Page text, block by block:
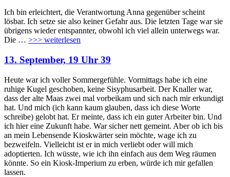
Ich bin erleichtert, die Verantwortung Anna gegenüber scheint
lösbar. Ich setze sie also keiner Gefahr aus. Die letzten Tage war sie
übrigens wieder entspannter, obwohl ich viel allein unterwegs war.
Die … >>> weiterlesen
13. September, 19 Uhr 39
Heute war ich voller Sommergefühle. Vormittags habe ich eine
ruhige Kugel geschoben, keine Sisyphusarbeit. Der Knaller war,
dass der alte Maas zwei mal vorbeikam und sich nach mir erkundigt
hat. Und mich (ich kann kaum glauben, dass ich diese Worte
schreibe) gelobt hat. Er meinte, dass ich ein guter Arbeiter bin. Und
ich hier eine Zukunft habe. War sicher nett gemeint. Aber ob ich bis
an mein Lebensende Kioskwärter sein möchte, wage ich zu
bezweifeln. Vielleicht ist er in mich verliebt oder will mich
adoptierten. Ich wüsste, wie ich ihn einfach aus dem Weg räumen
könnte. So ein Kiosk-Imperium zu erben, würde ich mir gefallen
lassen.